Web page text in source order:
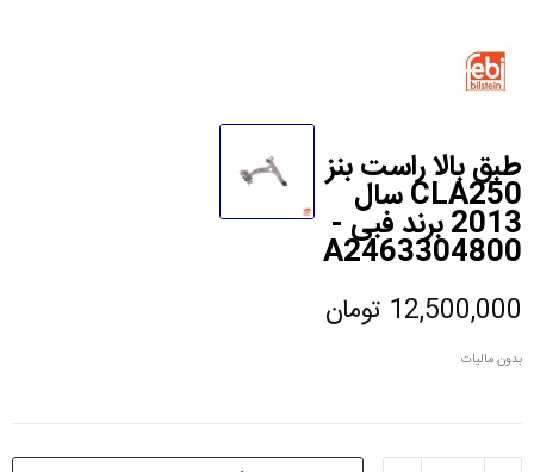
طبق بالا راست بنز
CLA250 سال
2013 برند فبی -
A2463304800
12,500,000 تومان
بدون مالیات